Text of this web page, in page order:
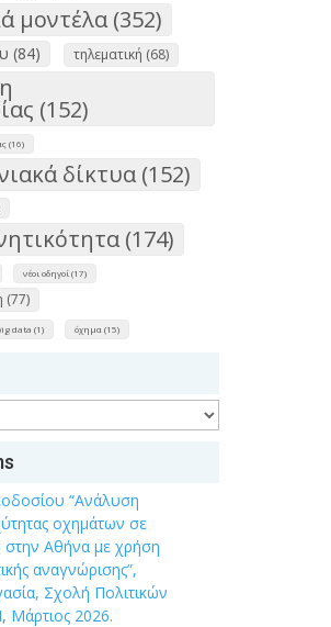
μοντέλα (352)
(84) τηλεματική (68)
(152)
(16)
δίκτυα (152)
(174)
νέοι οδηγοί (17)
(77)
data (1) όχημα (15)
“Ανάλυση
οχημάτων σε
στην Αθήνα με χρήση
αναγνώρισης”,
Σχολή Πολιτικών
2026.